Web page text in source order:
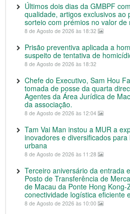
Últimos dois dias da GMBPF
qualidade, artigos exclusivos ao
sorteio com prémios no valor de
8 de Agosto de 2026 às 18:32
Prisão preventiva aplicada a
suspeito de tentativa de
8 de Agosto de 2026 às 18:32
Chefe do Executivo, Sam Hou
tomada de posse da quarta
Agentes da Área Jurídica de
da associação.
8 de Agosto de 2026 às 12:04
Tam Vai Man instou a MUR a
inovadores e diversificados
urbana
8 de Agosto de 2026 às 11:28
Terceiro aniversário da entrada
Posto de Transferência de
de Macau da Ponte Hong
conectividade logística eficiente
8 de Agosto de 2026 às 10:00